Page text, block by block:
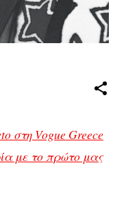
στη Vogue Greece
με το πρώτο μας